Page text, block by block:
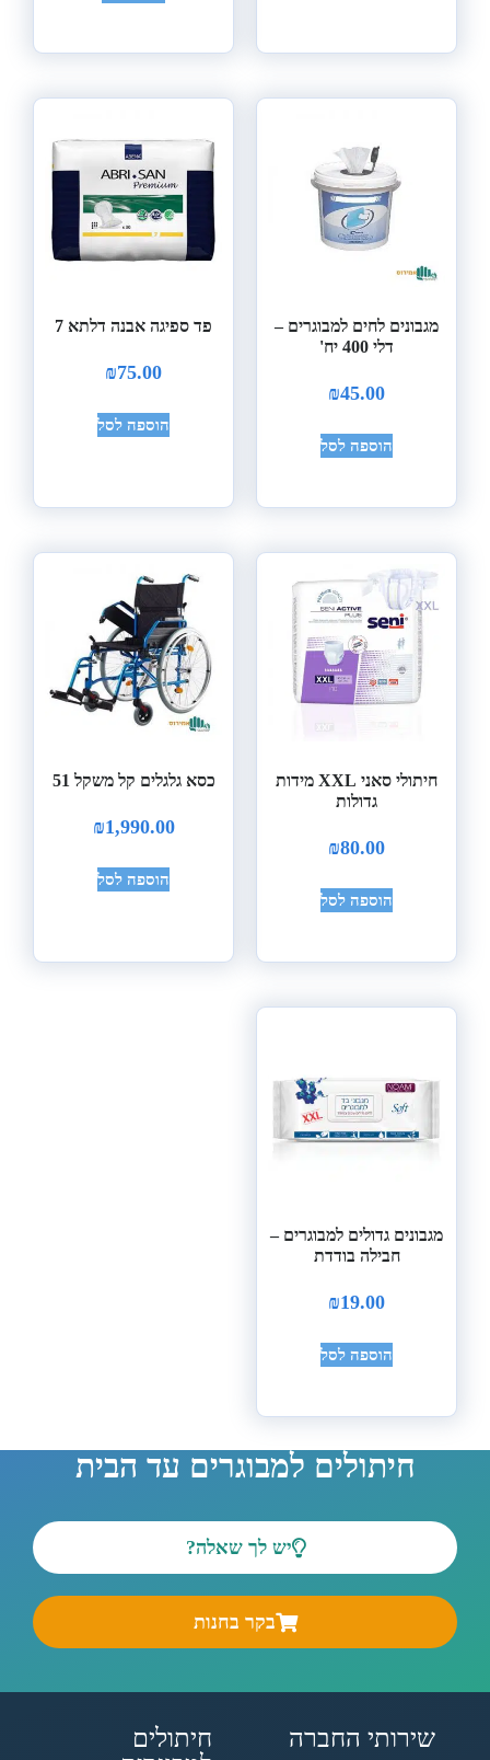
מגבונים לחים למבוגרים –
דלי 400 יח'
₪45.00
הוספה לסל
פד ספיגה אבנה דלתא 7
₪75.00
הוספה לסל
חיתולי סאני XXL מידות
גדולות
₪80.00
הוספה לסל
כסא גלגלים קל משקל 51
₪1,990.00
הוספה לסל
מגבונים גדולים למבוגרים –
חבילה בודדת
₪19.00
הוספה לסל
חיתולים למבוגרים עד הבית
יש לך שאלה?
בקר בחנות
שירותי החברה
חיתולים